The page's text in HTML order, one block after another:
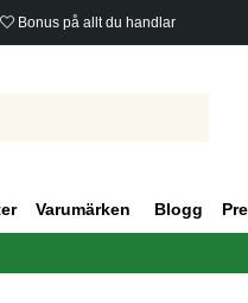
Bonus på allt du handlar
Varumärken Blogg